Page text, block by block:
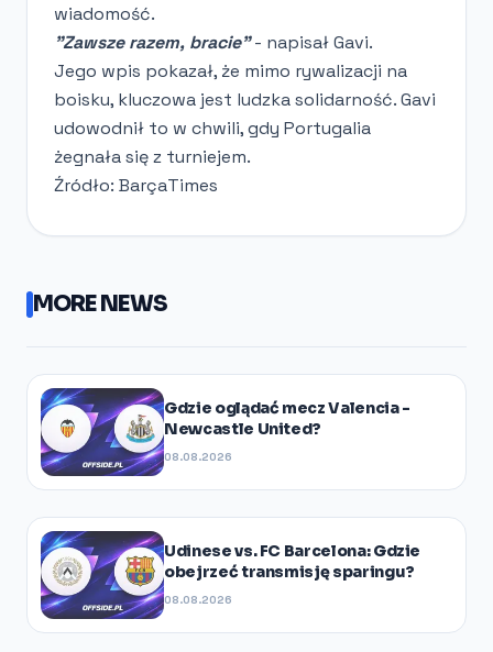
wiadomość.
"Zawsze razem, bracie"- napisał Gavi.
Jego wpis pokazał, że mimo rywalizacji na
boisku, kluczowa jest ludzka solidarność. Gavi
udowodnił to w chwili, gdy Portugalia
żegnała się z turniejem.
Źródło: BarçaTimes
MORE NEWS
Gdzie oglądać mecz Valencia -
Newcastle United?
08.08.2026
Udinese vs. FC Barcelona: Gdzie
obejrzeć transmisję sparingu?
08.08.2026